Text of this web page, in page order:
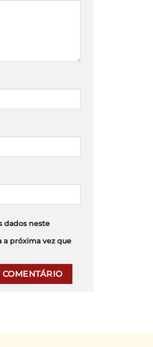
dados neste
a próxima vez que